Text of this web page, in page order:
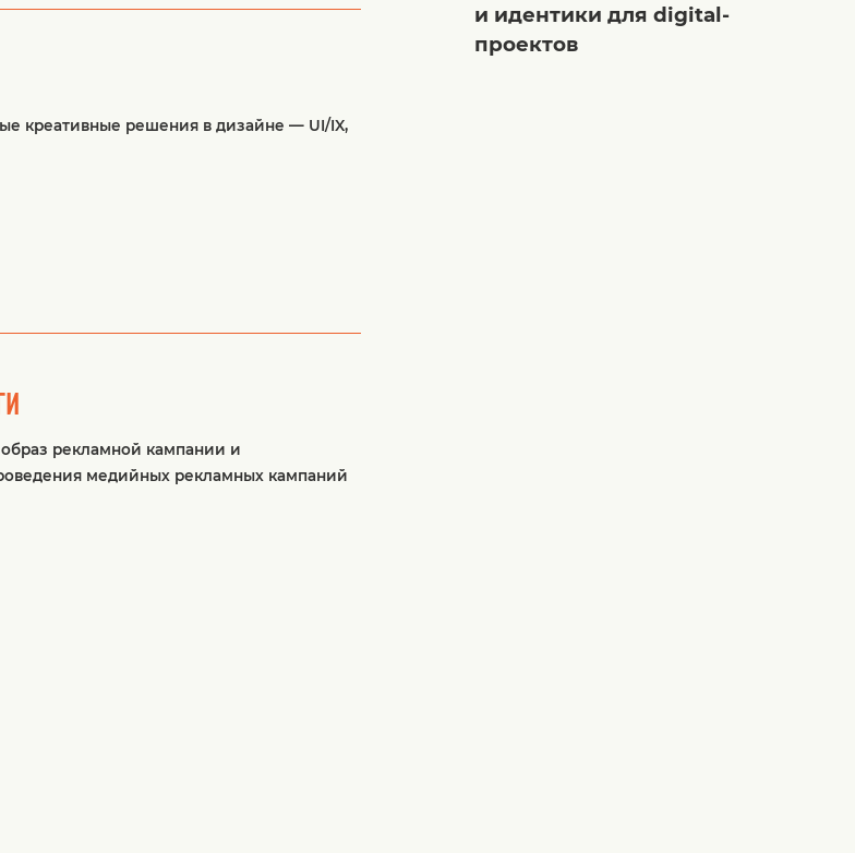
креативные решения в дизайне — UI/IX,
рекламной кампании и
медийных рекламных кампаний
и идентики для digital-
проектов